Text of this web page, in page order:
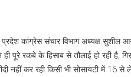
कांग्रेस संचार विभाग अध्यक्ष सुशील
रकबे के हिसाब से तौलाई हो रही है,
नहीं कर रही किसी भी सोसायटी में 16